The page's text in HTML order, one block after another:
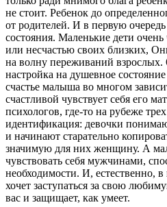
не стоит. Ребенок до
от родителей. И в первую
состояния. Маленькие дети
или несчастью своих близких,
на волну переживаний взрослых.
настройка на душевное
счастье малыша во многом
счастливой чувствует себя его
психологов, где-то на рубеже
идентификация: девочки
и начинают старательно
значимую для них женщину. А
чувствовать себя мужчинами,
необходимости. И, естественно,
хочет заступаться за свою
вас и защищает, как умеет.